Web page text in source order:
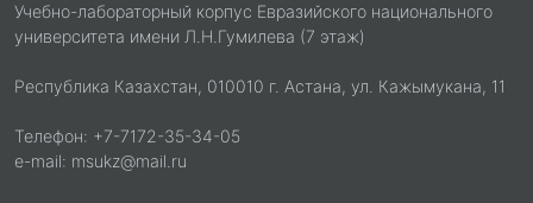
Учебно-лабораторный корпус Евразийского национального
университета имени Л.Н.Гумилева (7 этаж)
Республика Казахстан, 010010 г. Астана, ул. Кажымукана, 11
Телефон: +7-7172-35-34-05
e-mail: msukz@mail.ru